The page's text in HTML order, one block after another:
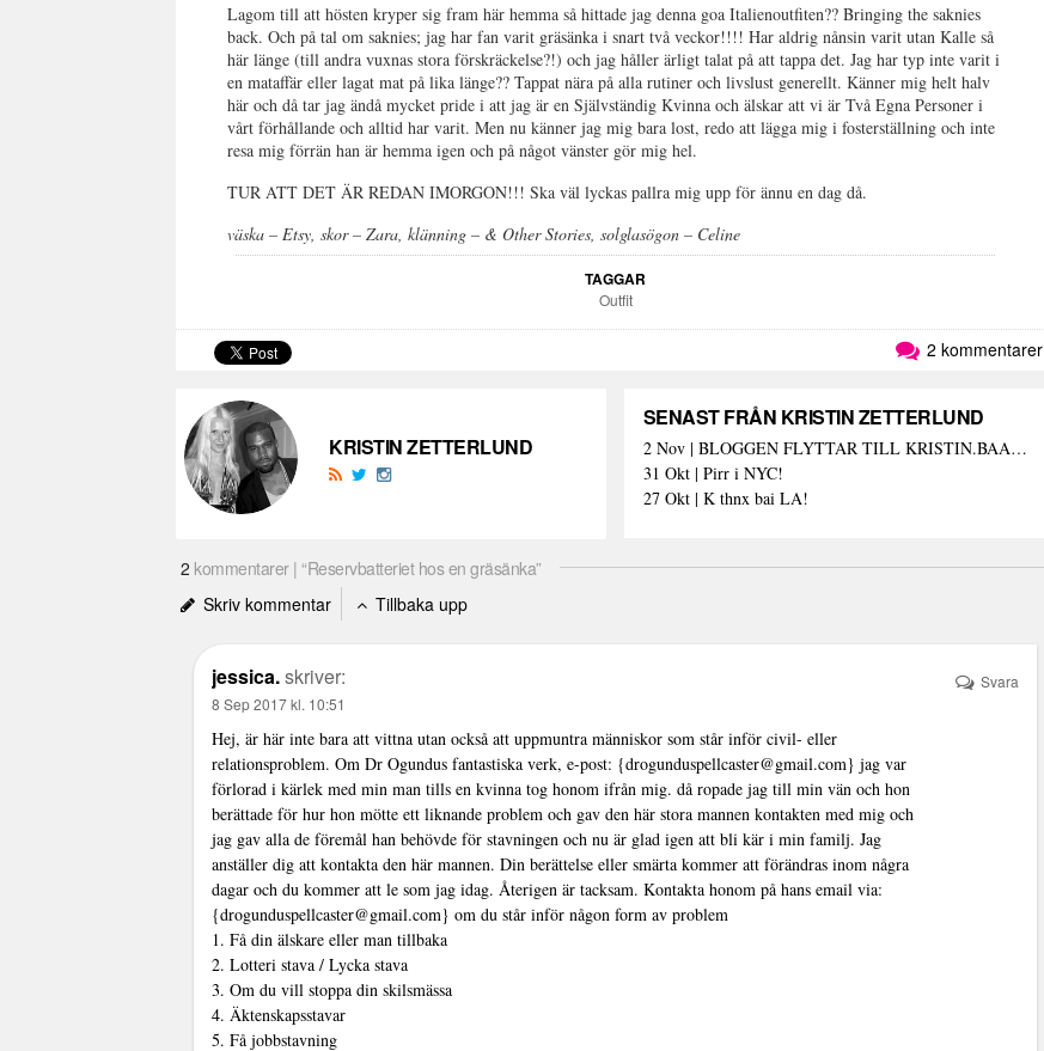
Lagom till att hösten kryper sig fram här hemma så hittade jag denna goa Italienoutfiten?? Bringing the saknies
back. Och på tal om saknies; jag har fan varit gräsänka i snart två veckor!!!! Har aldrig nånsin varit utan Kalle så
här länge (till andra vuxnas stora förskräckelse?!) och jag håller ärligt talat på att tappa det. Jag har typ inte varit i
en mataffär eller lagat mat på lika länge?? Tappat nära på alla rutiner och livslust generellt. Känner mig helt halv
här och då tar jag ändå mycket pride i att jag är en Självständig Kvinna och älskar att vi är Två Egna Personer i
vårt förhållande och alltid har varit. Men nu känner jag mig bara lost, redo att lägga mig i fosterställning och inte
resa mig förrän han är hemma igen och på något vänster gör mig hel.
TUR ATT DET ÄR REDAN IMORGON!!! Ska väl lyckas pallra mig upp för ännu en dag då.
väska – Etsy, skor – Zara, klänning – & Other Stories, solglasögon – Celine
TAGGAR
Outfit
2 kommentarer
KRISTIN ZETTERLUND
SENAST FRÅN KRISTIN ZETTERLUND
2 Nov | BLOGGEN FLYTTAR TILL KRISTIN.BAAAM.SE!
31 Okt | Pirr i NYC!
27 Okt | K thnx bai LA!
2 kommentarer | “Reservbatteriet hos en gräsänka”
Skriv kommentar
Tillbaka upp
jessica.skriver:
8 Sep 2017 kl. 10:51
Hej, är här inte bara att vittna utan också att uppmuntra människor som står inför civil- eller
relationsproblem. Om Dr Ogundus fantastiska verk, e-post: {drogunduspellcaster@gmail.com} jag var
förlorad i kärlek med min man tills en kvinna tog honom ifrån mig. då ropade jag till min vän och hon
berättade för hur hon mötte ett liknande problem och gav den här stora mannen kontakten med mig och
jag gav alla de föremål han behövde för stavningen och nu är glad igen att bli kär i min familj. Jag
anställer dig att kontakta den här mannen. Din berättelse eller smärta kommer att förändras inom några
dagar och du kommer att le som jag idag. Återigen är tacksam. Kontakta honom på hans email via:
{drogunduspellcaster@gmail.com} om du står inför någon form av problem
1. Få din älskare eller man tillbaka
2. Lotteri stava / Lycka stava
3. Om du vill stoppa din skilsmässa
4. Äktenskapsstavar
5. Få jobbstavning
Svara